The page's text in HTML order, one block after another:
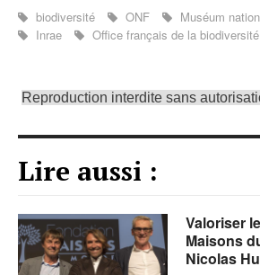
biodiversité ONF
Muséum
Inrae
Office français de la biodiversité
Reproduction interdite sans
Lire aussi :
Valoriser
Maisons
Nicolas